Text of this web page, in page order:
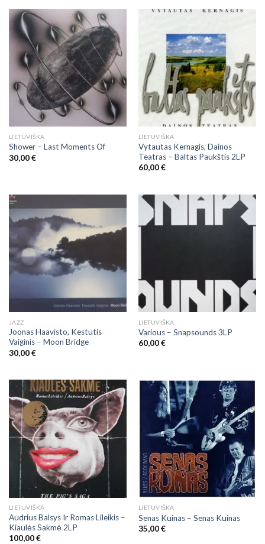
LIETUVIŠKA
Shower – Last Moments Of
30,00€
LIETUVIŠKA
Vytautas Kernagis, Dainos
Teatras – Baltas Paukštis 2LP
60,00€
JAZZ
Joonas Haavisto, Kestutis
Vaiginis – Moon Bridge
30,00€
LIETUVIŠKA
Various ‎– Snapsounds 3LP
60,00€
LIETUVIŠKA
Audrius Balsys Ir Romas Lileikis –
Kiaulės Sakmė 2LP
100,00€
LIETUVIŠKA
Senas Kuinas ‎– Senas Kuinas
35,00€